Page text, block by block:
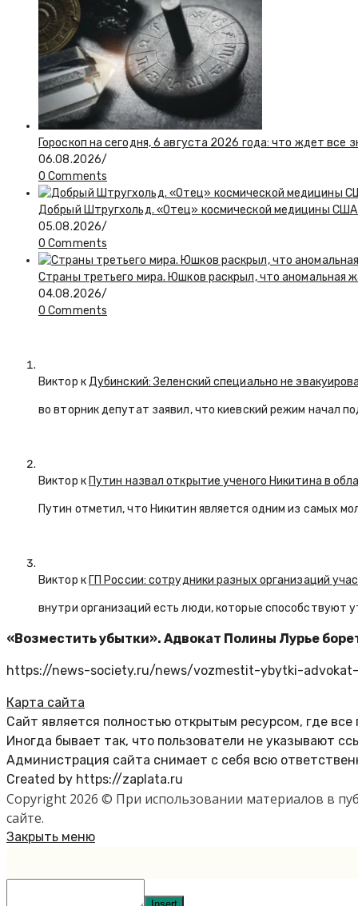
Гороскоп на сегодня, 6 августа 2026 года: что ждет все
06.08.2026/
0 Comments
Добрый Штругхольд. «Отец» космической медицины
05.08.2026/
0 Comments
Страны третьего мира. Юшков раскрыл, что аномальная
04.08.2026/
0 Comments
Виктор кДубинский: Зеленский специально не
во вторник депутат заявил, что киевский режим начал
Виктор к Путин назвал открытие ученого Никитина в
Путин отметил, что Никитин является одним из самых
Виктор к ГП России: сотрудники разных организаций
внутри организаций есть люди, которые способствуют
«Возместить убытки». Адвокат Полины Лурье
https://news-society.ru/news/vozmestit-ybytki-
Карта сайта
Сайт является полностью открытым ресурсом, где
Иногда бывает так, что пользователи не указывают
Администрация сайта снимает с себя всю
Created by https://zaplata.ru
Copyright 2026 © При использовании материалов в
сайте.
Закрыть меню